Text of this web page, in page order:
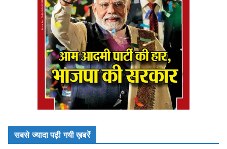
सबसे ज्यादा पढ़ी गयी ख़बरें